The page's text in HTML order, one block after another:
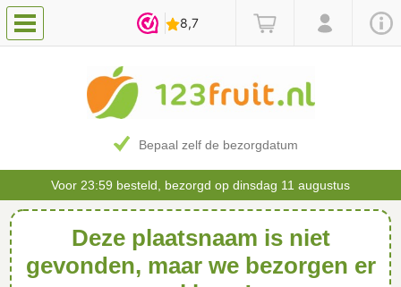
Bepaal zelf de bezorgdatum
Voor 23:59 besteld, bezorgd op dinsdag 11 augustus
Deze plaatsnaam is niet
gevonden, maar we bezorgen er